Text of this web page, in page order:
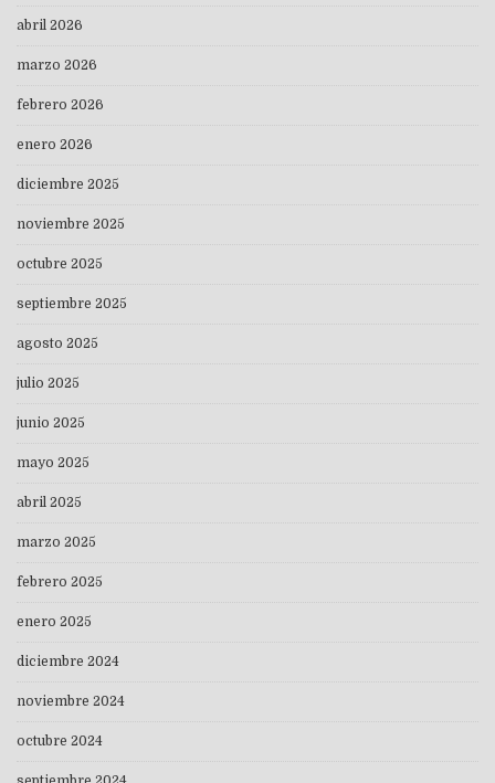
abril 2026
marzo 2026
febrero 2026
enero 2026
diciembre 2025
noviembre 2025
octubre 2025
septiembre 2025
agosto 2025
julio 2025
junio 2025
mayo 2025
abril 2025
marzo 2025
febrero 2025
enero 2025
diciembre 2024
noviembre 2024
octubre 2024